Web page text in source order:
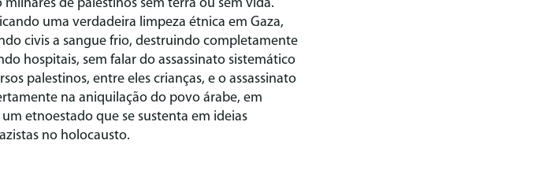
de palestinos sem terra ou sem vida.
uma verdadeira limpeza étnica em Gaza,
civis a sangue frio, destruindo completamente
hospitais, sem falar do assassinato sistemático
palestinos, entre eles crianças, e o assassinato
na aniquilação do povo árabe, em
etnoestado que se sustenta em ideias
no holocausto.